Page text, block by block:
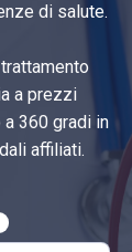
di salute.
a prezzi
360 gradi in
affiliati.